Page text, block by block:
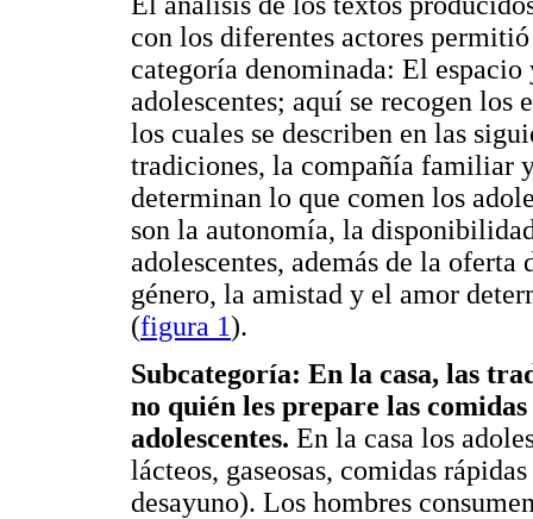
con los diferentes actores
categoría denominada: El
adolescentes; aquí se recogen
los cuales se describen en las
tradiciones, la compañía familiar
determinan lo que comen los
son la autonomía, la
adolescentes, además de la
género, la amistad y el amor
(figura 1).
Subcategoría: En la casa, las
no quién les prepare las
adolescentes. En la casa los
lácteos, gaseosas, comidas
desayuno). Los hombres